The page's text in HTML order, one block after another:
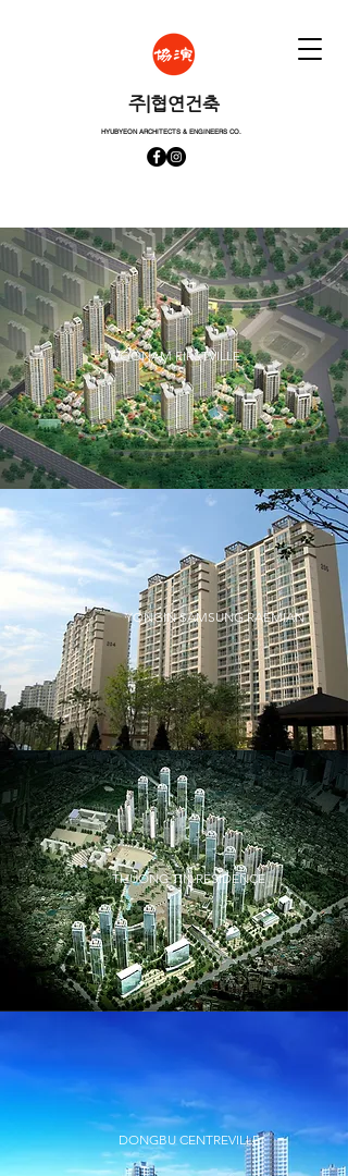
​주|협연건축
HYUBYEON ARCHITECTS & ENGINEERS CO.
DONGBU CENTREVILLE
WOONAM FIRSTVILLE
YONGIN SAMSUNG RAEMIAN
THUONG TIN RESIDENCE